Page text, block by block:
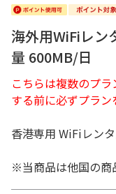
海外用WiFiレン
量 600MB/日
こちらは複数のプ
する前に必ずプラン
香港専用 WiFiレン
※当商品は他国の商